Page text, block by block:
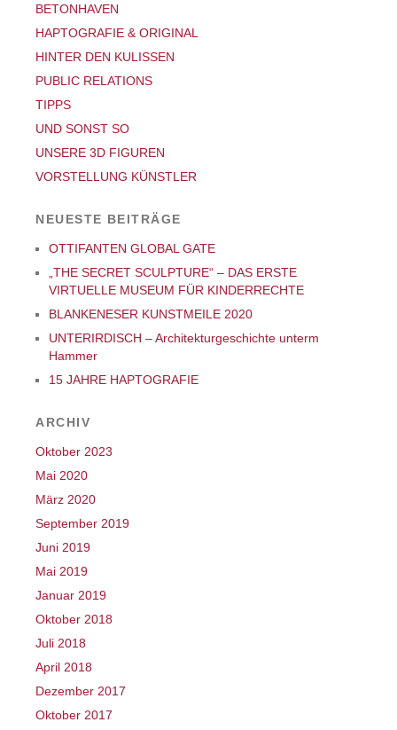
BETONHAVEN
HAPTOGRAFIE & ORIGINAL
HINTER DEN KULISSEN
PUBLIC RELATIONS
TIPPS
UND SONST SO
UNSERE 3D FIGUREN
VORSTELLUNG KÜNSTLER
NEUESTE BEITRÄGE
OTTIFANTEN GLOBAL GATE
„THE SECRET SCULPTURE“ – DAS ERSTE
VIRTUELLE MUSEUM FÜR KINDERRECHTE
BLANKENESER KUNSTMEILE 2020
UNTERIRDISCH – Architekturgeschichte unterm
Hammer
15 JAHRE HAPTOGRAFIE
ARCHIV
Oktober 2023
Mai 2020
März 2020
September 2019
Juni 2019
Mai 2019
Januar 2019
Oktober 2018
Juli 2018
April 2018
Dezember 2017
Oktober 2017